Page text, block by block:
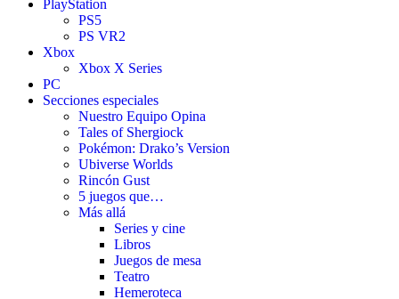
PlayStation
PS5
PS VR2
Xbox
Xbox X Series
PC
Secciones especiales
Nuestro Equipo Opina
Tales of Shergiock
Pokémon: Drako’s Version
Ubiverse Worlds
Rincón Gust
5 juegos que…
Más allá
Series y cine
Libros
Juegos de mesa
Teatro
Hemeroteca